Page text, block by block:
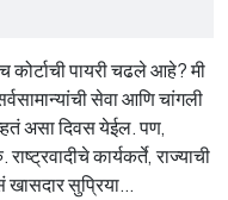
कोर्टाची पायरी चढले आहे? मी
सेवा आणि चांगली
असा दिवस येईल. पण,
कार्यकर्ते, राज्याची
सुप्रिया...